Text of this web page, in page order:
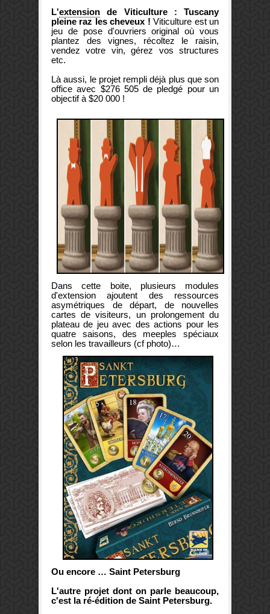
L'extension de Viticulture: Tuscany
pleine raz les cheveux !Viticulture est un
jeu de pose d'ouvriers original où vous
plantez des vignes, récoltez le raisin,
vendez votre vin, gérez vos structures
etc.
Là aussi, le projet rempli déjà plus que son
office avec $276 505 de pledgé pour un
objectif à $20 000 !
Dans cette boite, plusieurs modules
d'extension ajoutent des ressources
asymétriques de départ, de nouvelles
cartes de visiteurs, un prolongement du
plateau de jeu avec des actions pour les
quatre saisons, des meeples spéciaux
selon les travailleurs (cf photo)…
Ou encore … Saint Petersburg
L'autre projet dont on parle beaucoup,
c'est la ré-édition de Saint Petersburg.